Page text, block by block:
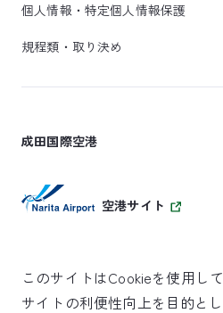
個人情報・特定個人情報保護
規程類・取り決め
成田国際空港
空港サイト
このサイトはCookieを使用して
サイトの利便性向上を目的と